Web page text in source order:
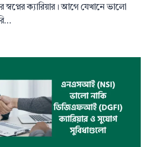
ক্যারিয়ার। আগে যেখানে ভালো